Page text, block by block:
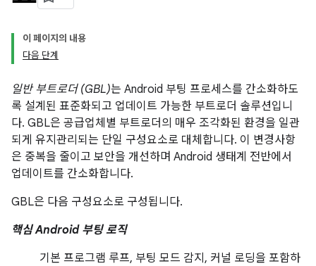
이 페이지의 내용
다음 단계
일반 부트로더 (GBL)는 Android 부팅 프로세스를 간소화하도
록 설계된 표준화되고 업데이트 가능한 부트로더 솔루션입니
다. GBL은 공급업체별 부트로더의 매우 조각화된 환경을 일관
되게 유지관리되는 단일 구성요소로 대체합니다. 이 변경사항
은 중복을 줄이고 보안을 개선하며 Android 생태계 전반에서
업데이트를 간소화합니다.
GBL은 다음 구성요소로 구성됩니다.
핵심 Android 부팅 로직
기본 프로그램 루프, 부팅 모드 감지, 커널 로딩을 포함하